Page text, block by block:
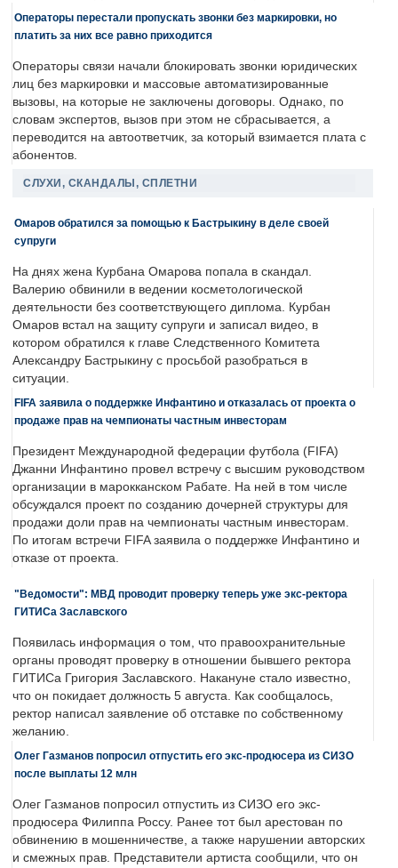
Операторы перестали пропускать звонки без маркировки, но
платить за них все равно приходится
Операторы связи начали блокировать звонки юридических
лиц без маркировки и массовые автоматизированные
вызовы, на которые не заключены договоры. Однако, по
словам экспертов, вызов при этом не сбрасывается, а
переводится на автоответчик, за который взимается плата с
абонентов.
СЛУХИ, СКАНДАЛЫ, СПЛЕТНИ
Омаров обратился за помощью к Бастрыкину в деле своей
супруги
На днях жена Курбана Омарова попала в скандал.
Валерию обвинили в ведении косметологической
деятельности без соответствующего диплома. Курбан
Омаров встал на защиту супруги и записал видео, в
котором обратился к главе Следственного Комитета
Александру Бастрыкину с просьбой разобраться в
ситуации.
FIFA заявила о поддержке Инфантино и отказалась от проекта о
продаже прав на чемпионаты частным инвесторам
Президент Международной федерации футбола (FIFA)
Джанни Инфантино провел встречу с высшим руководством
организации в марокканском Рабате. На ней в том числе
обсуждался проект по созданию дочерней структуры для
продажи доли прав на чемпионаты частным инвесторам.
По итогам встречи FIFA заявила о поддержке Инфантино и
отказе от проекта.
"Ведомости": МВД проводит проверку теперь уже экс-ректора
ГИТИСа Заславского
Появилась информация о том, что правоохранительные
органы проводят проверку в отношении бывшего ректора
ГИТИСа Григория Заславского. Накануне стало известно,
что он покидает должность 5 августа. Как сообщалось,
ректор написал заявление об отставке по собственному
желанию.
Олег Газманов попросил отпустить его экс-продюсера из СИЗО
после выплаты 12 млн
Олег Газманов попросил отпустить из СИЗО его экс-
продюсера Филиппа Россу. Ранее тот был арестован по
обвинению в мошенничестве, а также нарушении авторских
и смежных прав. Представители артиста сообщили, что он